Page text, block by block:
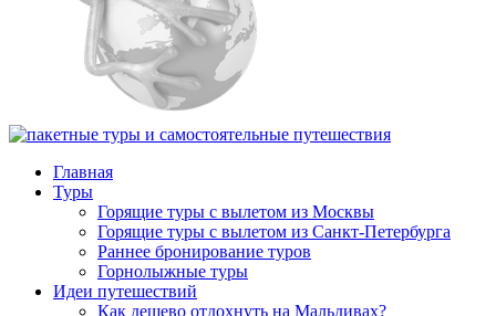
Главная
Туры
Горящие туры с вылетом из Москвы
Горящие туры с вылетом из Санкт-Петербурга
Раннее бронирование туров
Горнолыжные туры
Идеи путешествий
Как дешево отдохнуть на Мальдивах?